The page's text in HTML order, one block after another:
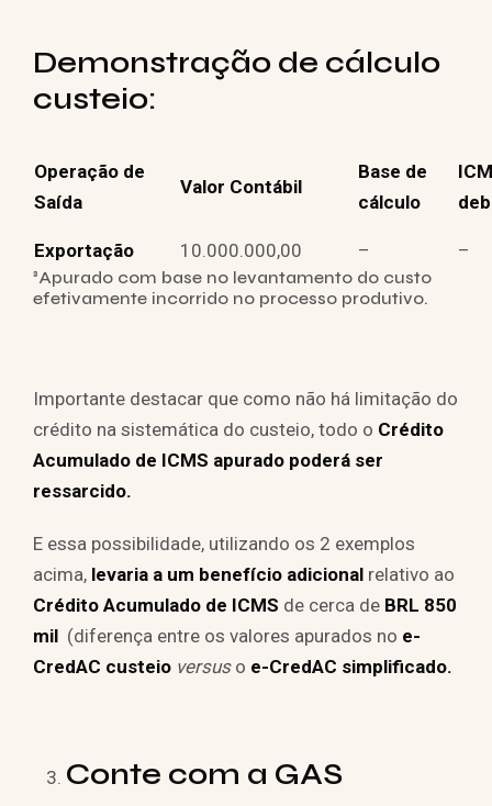
Demonstração de cálculo
custeio:
Operação de
Saída
Valor Contábil
Base de
cálculo
Exportação 10.000.000,00 – –
³Apurado com base no levantamento do custo
efetivamente incorrido no processo produtivo.
Importante destacar que como não há limitação do
crédito na sistemática do custeio, todo o Crédito
Acumulado de ICMS apurado poderá ser
ressarcido.
E essa possibilidade, utilizando os 2 exemplos
acima, levaria a um benefício adicional relativo ao
Crédito Acumulado de ICMS de cerca de BRL 850
mil (diferença entre os valores apurados no e-
CredAC custeio versuso e-CredAC simplificado.
Conte com a GAS